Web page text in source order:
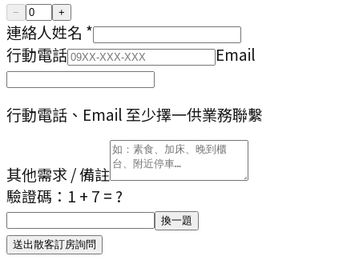
− +
連絡人姓名 *
行動電話
Email
行動電話、Email 至少擇一供業務聯繫
其他需求 / 備註
驗證碼： 1 + 7 = ?
換一題
送出散客訂房詢問